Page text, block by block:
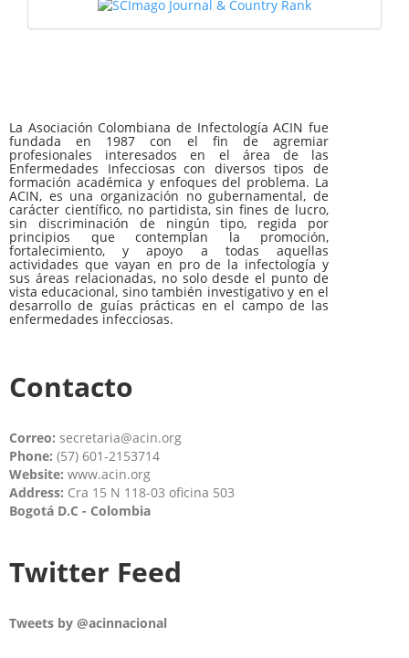
La Asociación Colombiana de Infectología ACIN fue
fundada en 1987 con el fin de agremiar
profesionales interesados en el área de las
Enfermedades Infecciosas con diversos tipos de
formación académica y enfoques del problema. La
ACIN, es una organización no gubernamental, de
carácter científico, no partidista, sin fines de lucro,
sin discriminación de ningún tipo, regida por
principios que contemplan la promoción,
fortalecimiento, y apoyo a todas aquellas
actividades que vayan en pro de la infectología y
sus áreas relacionadas, no solo desde el punto de
vista educacional, sino también investigativo y en el
desarrollo de guías prácticas en el campo de las
enfermedades infecciosas.
Contacto
Correo: secretaria@acin.org
Phone: (57) 601-2153714
Website: www.acin.org
Address: Cra 15 N 118-03 oficina 503
Bogotá D.C - Colombia
Twitter Feed
Tweets by @acinnacional